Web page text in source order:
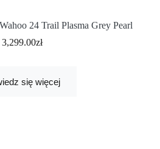
24 Trail Plasma Grey Pearl
3,299.00zł
się więcej